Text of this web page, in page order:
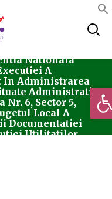
5
Ședințe De
In
Nationala
A
In Administrarea
Administrativ
6, Sector 5,
Local A
Documentatiei
Utilitatilor